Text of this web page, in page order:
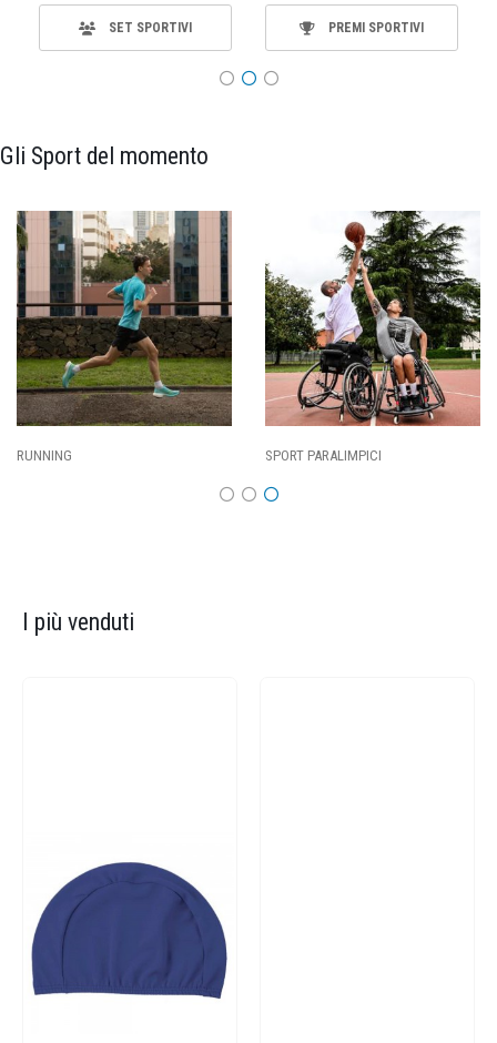
SET SPORTIVI PREMI SPORTIVI
Gli Sport del momento
RUNNING SPORT PARALIMPICI
I più venduti